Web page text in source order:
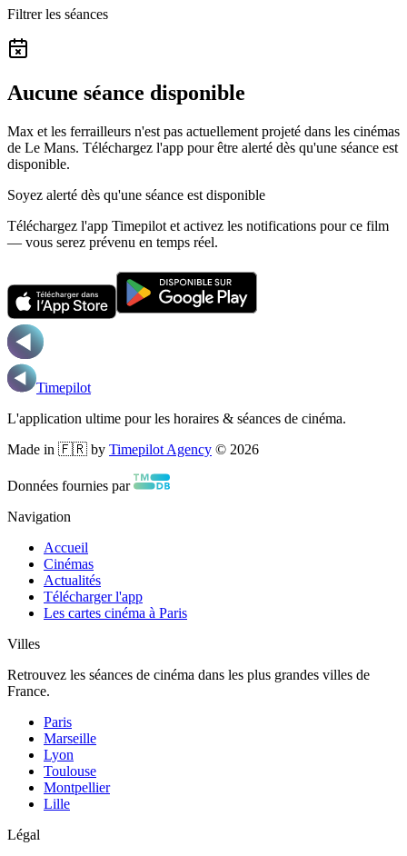
Filtrer les séances
Aucune séance disponible
Max et les ferrailleurs n'est pas actuellement projeté dans les cinémas
de Le Mans. Téléchargez l'app pour être alerté dès qu'une séance est
disponible.
Soyez alerté dès qu'une séance est disponible
Téléchargez l'app Timepilot et activez les notifications pour ce film
— vous serez prévenu en temps réel.
Timepilot
L'application ultime pour les horaires & séances de cinéma.
Made in 🇫🇷 by Timepilot Agency © 2026
Données fournies par
Navigation
Accueil
Cinémas
Actualités
Télécharger l'app
Les cartes cinéma à Paris
Villes
Retrouvez les séances de cinéma dans les plus grandes villes de
France.
Paris
Marseille
Lyon
Toulouse
Montpellier
Lille
Légal